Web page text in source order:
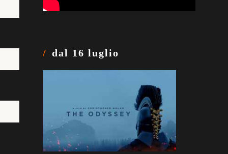
dal 16 luglio